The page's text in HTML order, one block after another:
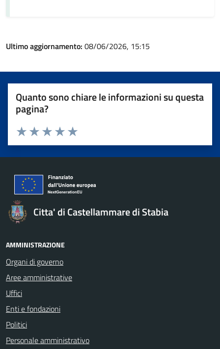
Ultimo aggiornamento: 08/06/2026, 15:15
Quanto sono chiare le informazioni su questa
pagina?
Valuta 5 stelle su 5
Valuta 4 stelle su 5
Valuta 3 stelle su 5
Valuta 2 stelle su 5
Valuta 1 stelle su 5
Citta' di Castellammare di Stabia
AMMINISTRAZIONE
Organi di governo
Aree amministrative
Uffici
Enti e fondazioni
Politici
Personale amministrativo